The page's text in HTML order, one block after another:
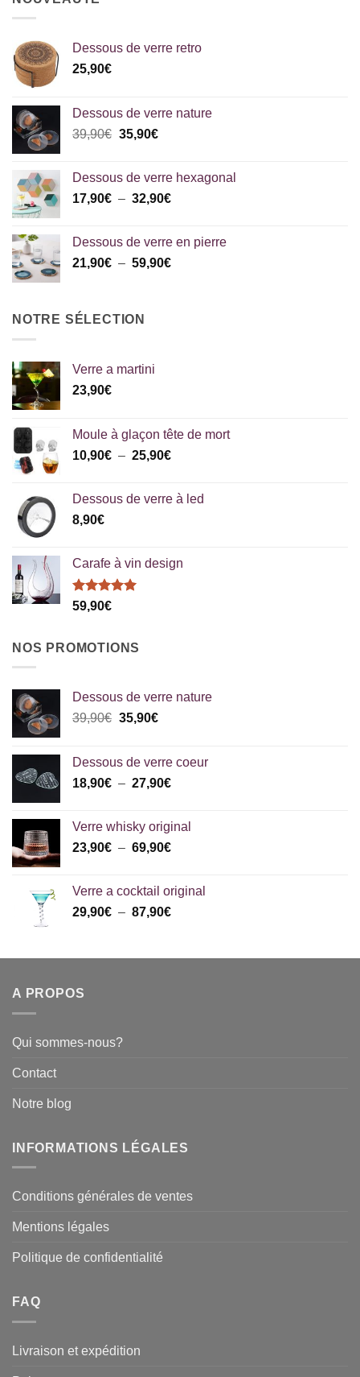
Dessous de verre retro
25,90€
Dessous de verre nature
39,90€ Le
était :
39,90€.
35,90€Le
est :
35,90€.
Dessous de verre hexagonal
17,90€ – 32,90€Plage
17,90€
à
Dessous de verre en pierre
21,90€ – 59,90€Plage
NOTRE SÉLECTION
Verre a martini
23,90€
Moule à glaçon tête de mort
10,90€ – 25,90€Plage
10,90€
Dessous de verre à led
8,90€
Carafe à vin design
Note5.00
59,90€
NOS PROMOTIONS
Dessous de verre nature
39,90€ Le
était :
39,90€.
35,90€Le
est :
35,90€.
Dessous de verre coeur
18,90€ – 27,90€Plage
18,90€
à
Verre whisky original
23,90€ – 69,90€Plage
23,90€
à
Verre a cocktail original
29,90€ – 87,90€Plage
29,90€
A PROPOS
Qui sommes-nous?
Contact
Notre blog
INFORMATIONS LÉGALES
Conditions générales de ventes
Mentions légales
Politique de confidentialité
FAQ
Livraison et expédition